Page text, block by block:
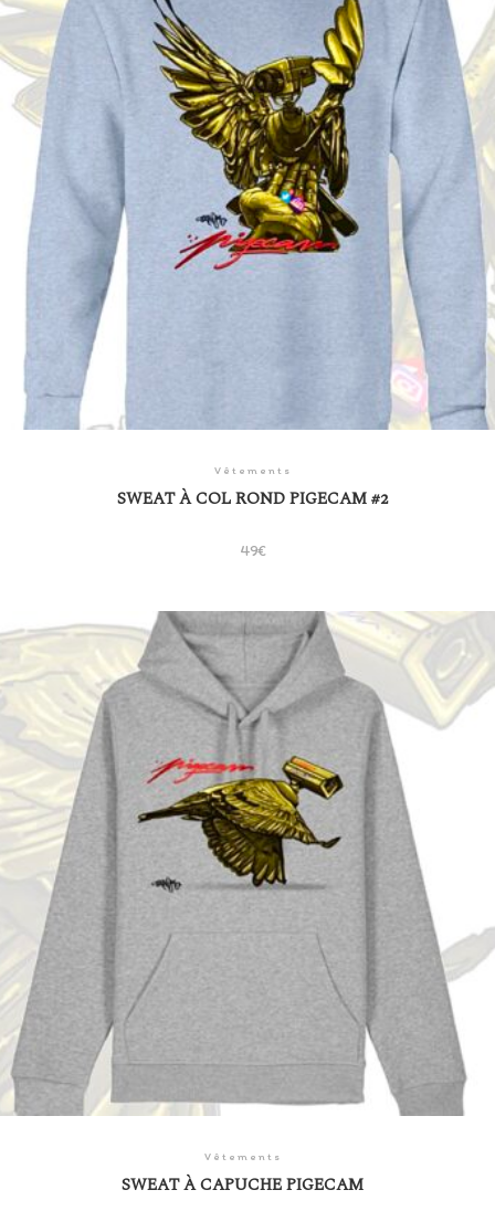
Vêtements
SWEAT À COL ROND PIGECAM #2
49€
Vêtements
SWEAT À CAPUCHE PIGECAM